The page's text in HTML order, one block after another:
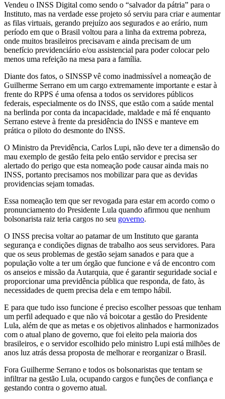
Vendeu o INSS Digital como sendo o “salvador da pátria” para o
Instituto, mas na verdade esse projeto só serviu para criar e aumentar
as filas virtuais, gerando prejuízo aos segurados e ao erário, num
período em que o Brasil voltou para a linha da extrema pobreza,
onde muitos brasileiros precisavam e ainda precisam de um
benefício previdenciário e/ou assistencial para poder colocar pelo
menos uma refeição na mesa para a família.
Diante dos fatos, o SINSSP vê como inadmissível a nomeação de
Guilherme Serrano em um cargo extremamente importante e estar à
frente do RPPS é uma ofensa a todos os servidores públicos
federais, especialmente os do INSS, que estão com a saúde mental
na berlinda por conta da incapacidade, maldade e má fé enquanto
Serrano esteve à frente da presidência do INSS e manteve em
prática o piloto do desmonte do INSS.
O Ministro da Previdência, Carlos Lupi, não deve ter a dimensão do
mau exemplo de gestão feita pelo então servidor e precisa ser
alertado do perigo que esta nomeação pode causar ainda mais no
INSS, portanto precisamos nos mobilizar para que as devidas
providencias sejam tomadas.
Essa nomeação tem que ser revogada para estar em acordo como o
pronunciamento do Presidente Lula quando afirmou que nenhum
bolsonarista raiz teria cargos no seu governo.
O INSS precisa voltar ao patamar de um Instituto que garanta
segurança e condições dignas de trabalho aos seus servidores. Para
que os seus problemas de gestão sejam sanados e para que a
população volte a ter um órgão que funcione e vá de encontro com
os anseios e missão da Autarquia, que é garantir seguridade social e
proporcionar uma previdência pública que responda, de fato, às
necessidades de quem precisa dela e em tempo hábil.
E para que tudo isso funcione é preciso escolher pessoas que tenham
um perfil adequado e que não vá boicotar a gestão do Presidente
Lula, além de que as metas e os objetivos alinhados e harmonizados
com o atual plano de governo, que foi eleito pela maioria dos
brasileiros, e o servidor escolhido pelo ministro Lupi está milhões de
anos luz atrás dessa proposta de melhorar e reorganizar o Brasil.
Fora Guilherme Serrano e todos os bolsonaristas que tentam se
infiltrar na gestão Lula, ocupando cargos e funções de confiança e
gestando contra o governo atual.